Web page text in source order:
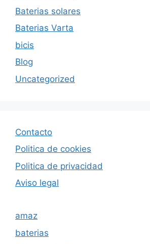
Baterias solares
Baterias Varta
bicis
Blog
Uncategorized
Contacto
Politica de cookies
Politica de privacidad
Aviso legal
amaz
baterias